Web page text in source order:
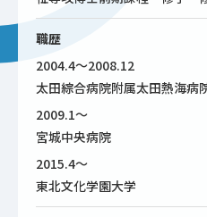
職歴
2004.4〜2008.12
太田綜合病院附属太田熱海病
2009.1〜
宮城中央病院
2015.4〜
東北文化学園大学